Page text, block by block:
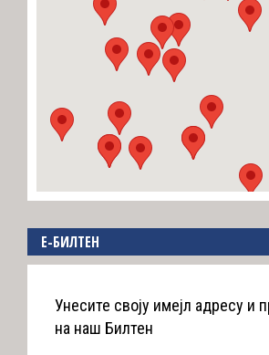
E-БИЛТЕН
Унесите своју имејл адресу и
на наш Билтен